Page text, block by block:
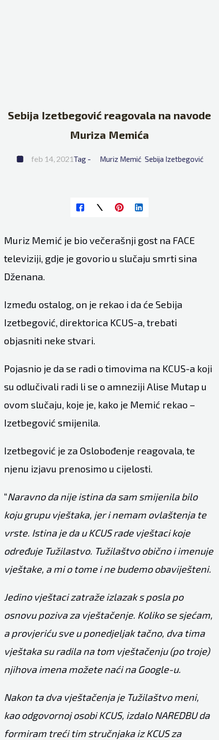
Sebija Izetbegović reagovala na navode
Muriza Memića
feb 14, 2021Tag - Muriz Memić Sebija Izetbegović
Muriz Memić je bio večerašnji gost na FACE
televiziji, gdje je govorio u slučaju smrti sina
Dženana.
Između ostalog, on je rekao i da će Sebija
Izetbegović, direktorica KCUS-a, trebati
objasniti neke stvari.
Pojasnio je da se radi o timovima na KCUS-a koji
su odlučivali radi li se o amneziji Alise Mutap u
ovom slučaju, koje je, kako je Memić rekao –
Izetbegović smijenila.
Izetbegović je za Oslobođenje reagovala, te
njenu izjavu prenosimo u cijelosti.
“Naravno da nije istina da sam smijenila bilo
koju grupu vještaka, jer i nemam ovlaštenja te
vrste. Istina je da u KCUS rade vještaci koje
određuje Tužilastvo. Tužilaštvo obično i imenuje
vještake, a mi o tome i ne budemo obaviješteni.
Jedino vještaci zatraže izlazak s posla po
osnovu poziva za vještačenje. Koliko se sjećam,
a provjeriću sve u ponedjeljak tačno, dva tima
vještaka su radila na tom vještačenju (po troje)
njihova imena možete naći na Google-u.
Nakon ta dva vještačenja je Tužilaštvo meni,
kao odgovornoj osobi KCUS, izdalo NAREDBU da
formiram treći tim stručnjaka iz KCUS za